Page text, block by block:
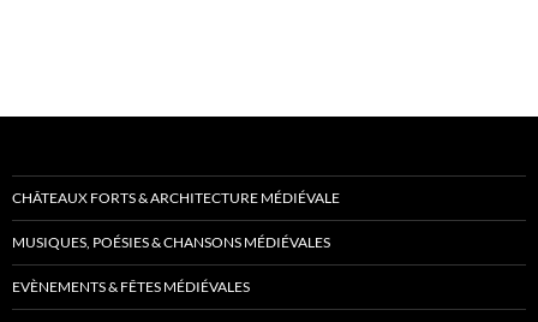
CHÂTEAUX FORTS & ARCHITECTURE MÉDIÉVALE
MUSIQUES, POÉSIES & CHANSONS MÉDIÉVALES
EVÈNEMENTS & FÊTES MÉDIÉVALES